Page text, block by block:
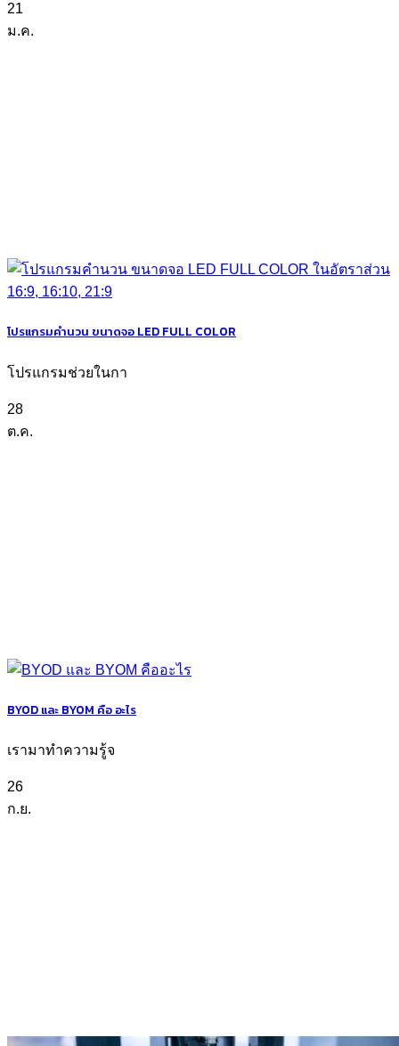
21
ม.ค.
โปรแกรมคำนวน ขนาดจอ LED FULL COLOR
โปรแกรมช่วยในกา
28
ต.ค.
BYOD และ BYOM คือ อะไร
เรามาทำความรู้จ
26
ก.ย.